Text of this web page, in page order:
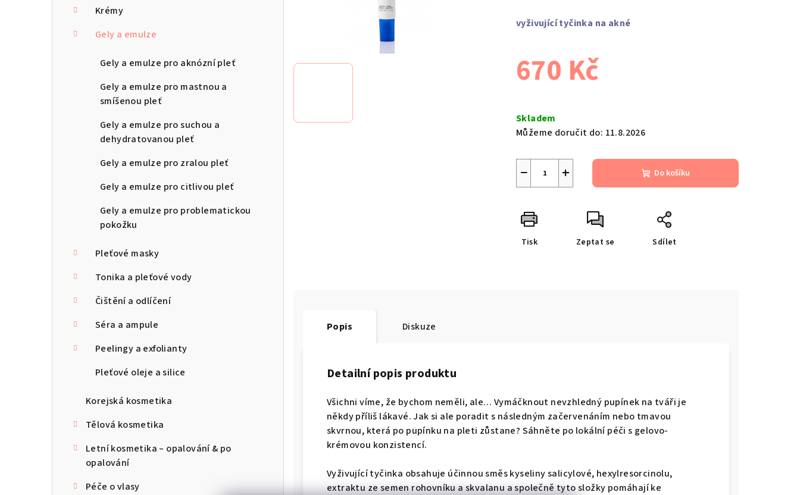
Krémy
Gely a emulze
Gely a emulze pro aknózní pleť
Gely a emulze pro mastnou a
smíšenou pleť
Gely a emulze pro suchou a
dehydratovanou pleť
Gely a emulze pro zralou pleť
Gely a emulze pro citlivou pleť
Gely a emulze pro problematickou
pokožku
Pleťové masky
Tonika a pleťové vody
Čištění a odlíčení
Séra a ampule
Peelingy a exfolianty
Pleťové oleje a silice
Korejská kosmetika
Tělová kosmetika
Letní kosmetika – opalování & po
opalování
Péče o vlasy
vyživující tyčinka na akné
670 Kč
cena:
Skladem
Můžeme doručit do: 11.8.2026
+
− Do košíku
Tisk Zeptat se Sdílet
Popis Diskuze
Detailní popis produktu
Všichni víme, že bychom neměli, ale… Vymáčknout nevzhledný pupínek na tváři je
někdy příliš lákavé. Jak si ale poradit s následným začervenáním nebo tmavou
skvrnou, která po pupínku na pleti zůstane? Sáhněte po lokální péči s gelovo-
krémovou konzistencí.
Vyživující tyčinka obsahuje účinnou směs kyseliny salicylové, hexylresorcinolu,
extraktu ze semen rohovníku a skvalanu a společně tyto složky pomáhají ke